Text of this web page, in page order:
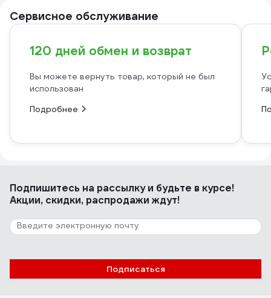
Сервисное обслуживание
120 дней обмен и возврат
Вы можете вернуть товар, который не был
использован
Подробнее
Подпишитесь на рассылкуи будьте в курсе!
Акции, скидки, распродажи ждут!
Подписаться